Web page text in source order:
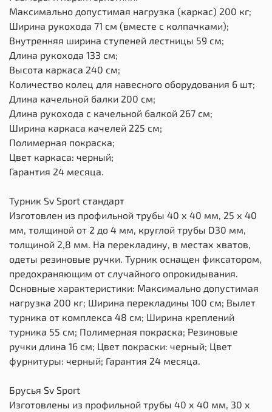
Максимально допустимая нагрузка (каркас) 200 кг;
Ширина рукохода 71 см (вместе с колпачками);
Внутренняя ширина ступеней лестницы 59 см;
Длина рукохода 133 см;
Высота каркаса 240 см;
Количество колец для навесного оборудования 6 шт;
Длина качельной балки 200 см;
Длина рукохода с качельной балкой 267 см;
Ширина каркаса качелей 225 см;
Полимерная покраска;
Цвет каркаса: черный;
Гарантия 24 месяца.
Турник Sv Sport стандарт
Изготовлен из профильной трубы 40 х 40 мм, 25 х 40
мм, толщиной от 2 до 4 мм, круглой трубы D30 мм,
толщиной 2,8 мм. На перекладину, в местах хватов,
одеты резиновые ручки. Турник оснащен фиксатором,
предохраняющим от случайного опрокидывания.
Основные характеристики: Максимально допустимая
нагрузка 200 кг; Ширина перекладины 100 см; Вылет
турника от комплекса 48 см; Ширина креплений
турника 55 см; Полимерная покраска; Резиновые
ручки длина 16 см; Цвет покраски: черный; Цвет
фурнитуры: черный; Гарантия 24 месяца.
Брусья Sv Sport
Изготовлены из профильной трубы 40 х 40 мм, 30 х